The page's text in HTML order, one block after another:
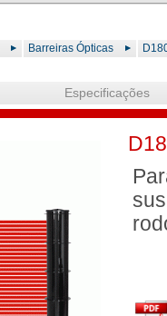
Barreiras Ópticas
Especificações